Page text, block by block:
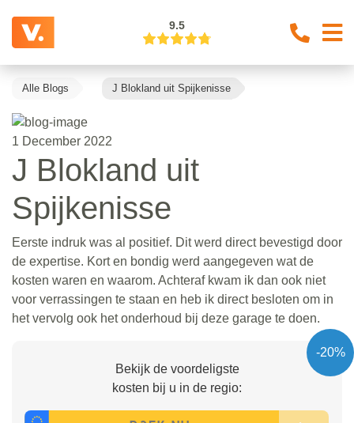
9.5
Alle Blogs J Blokland uit Spijkenisse
1 December 2022
J Blokland uit
Spijkenisse
Eerste indruk was al positief. Dit werd direct bevestigd door
de expertise. Kort en bondig werd aangegeven wat de
kosten waren en waarom. Achteraf kwam ik dan ook niet
voor verrassingen te staan en heb ik direct besloten om in
het vervolg ook het onderhoud bij deze garage te doen.
-20%
Bekijk de voordeligste
kosten bij u in de regio: